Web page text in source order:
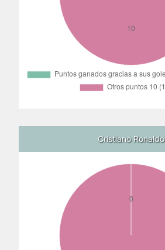
Cristiano Ronaldo